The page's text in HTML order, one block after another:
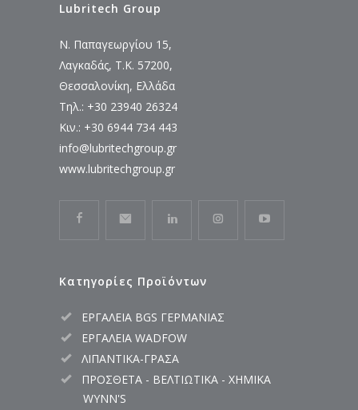
Lubritech Group
Ν. Παπαγεωργίου 15,
Λαγκαδάς, Τ.Κ. 57200,
Θεσσαλονίκη, Ελλάδα
Τηλ.: +30 23940 26324
Κιν.: +30 6944 734 443
info@lubritechgroup.gr
www.lubritechgroup.gr
Κατηγορίες Προϊόντων
ΕΡΓΑΛΕΙΑ BGS ΓΕΡΜΑΝΙΑΣ
ΕΡΓΑΛΕΙΑ WADFOW
ΛΙΠΑΝΤΙΚΑ-ΓΡΑΣΑ
ΠΡΟΣΘΕΤΑ - ΒΕΛΤΙΩΤΙΚΑ - ΧΗΜΙΚΑ
WYNN'S